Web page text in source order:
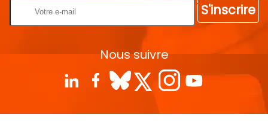
S'inscrire
Nous suivre